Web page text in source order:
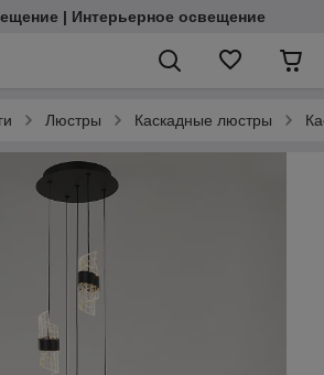
| Интерьерное освещение
Люстры Каскадные люстры